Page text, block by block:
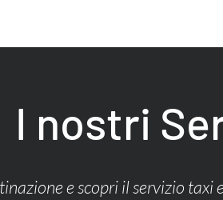
I nostri
e scopri il servizio